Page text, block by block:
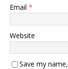
Email *
Website
Save my